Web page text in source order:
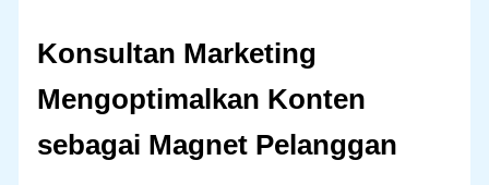
Konsultan Marketing
Mengoptimalkan Konten
sebagai Magnet Pelanggan